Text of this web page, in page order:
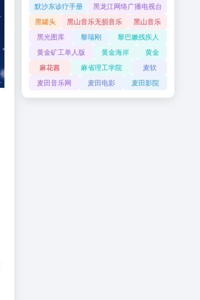
默沙东诊疗手册
黑龙江网络广播电视台
黑罐头
黑山音乐无损音乐
黑山音乐
黑光图库
黎瑞刚
黎巴嫩残疾人
黄金矿工单人版
黄金海岸
黄金
麻花酱
麻省理工学院
麦软
麦田音乐网
麦田电影 麦田影院